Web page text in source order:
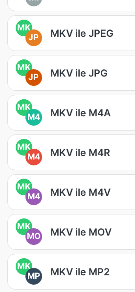
MK
JP
MKV ile JPEG
MK
JP
MKV ile JPG
MK
M4
MKV ile M4A
MK
M4
MKV ile M4R
MK
M4
MKV ile M4V
MK
MO
MKV ile MOV
MK
MP
MKV ile MP2